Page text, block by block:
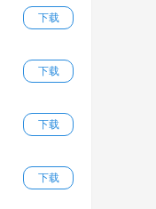
下载
下载
下载
下载